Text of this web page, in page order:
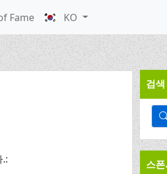
Fame KO
검색
스폰